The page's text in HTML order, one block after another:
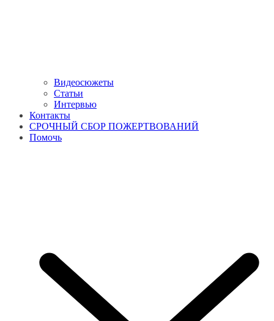
Видеосюжеты
Статьи
Интервью
Контакты
СРОЧНЫЙ СБОР ПОЖЕРТВОВАНИЙ
Помочь